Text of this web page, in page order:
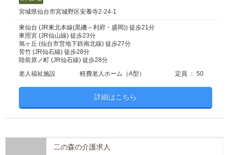
宮城県仙台市宮城野区安養寺2-24-1
東仙台 (JR東北本線(黒磯～利府・盛岡)) 徒歩21分
東照宮 (JR仙山線) 徒歩23分
旭ヶ丘 (仙台市営地下鉄南北線) 徒歩27分
苦竹 (JR仙石線) 徒歩28分
陸前原ノ町 (JR仙石線) 徒歩28分
老人福祉施設
軽費老人ホーム（A型） 定員 ： 50
詳細はこちら
二の森の介護求人